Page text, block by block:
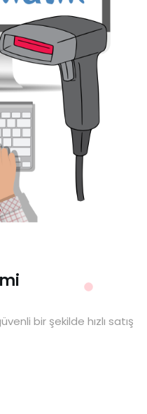
bir şekilde hızlı satış